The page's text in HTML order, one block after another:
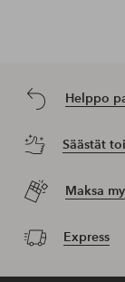
Helppo
Säästät
Maksa
Express